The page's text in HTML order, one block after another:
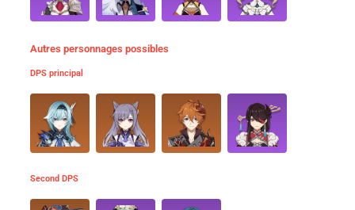
Autres personnages possibles
DPS principal
Second DPS